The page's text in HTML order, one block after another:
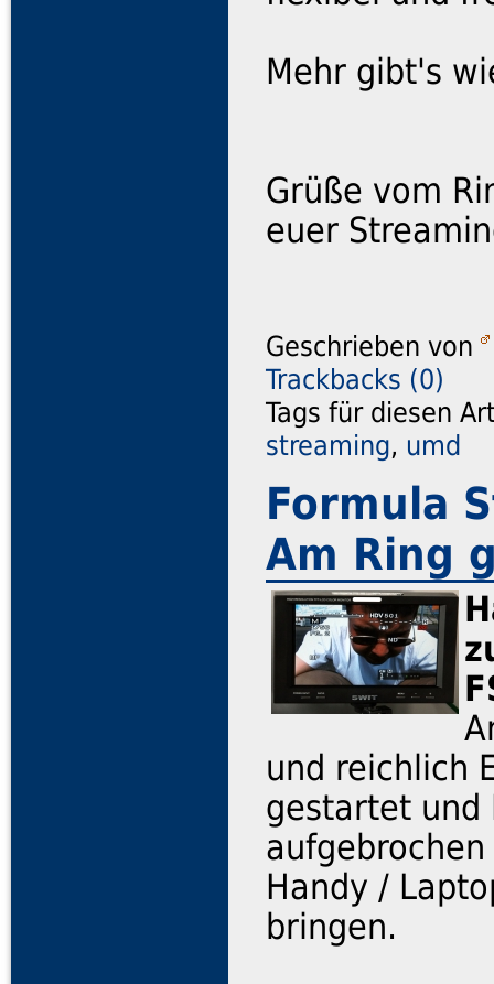
Mehr gibt's
Grüße vom
euer
Geschrieben von
Trackbacks (0)
Tags für diesen
streaming, umd
Formula
Am Ring
und reichlich
gestartet und
aufgebrochen
Handy /
bringen.